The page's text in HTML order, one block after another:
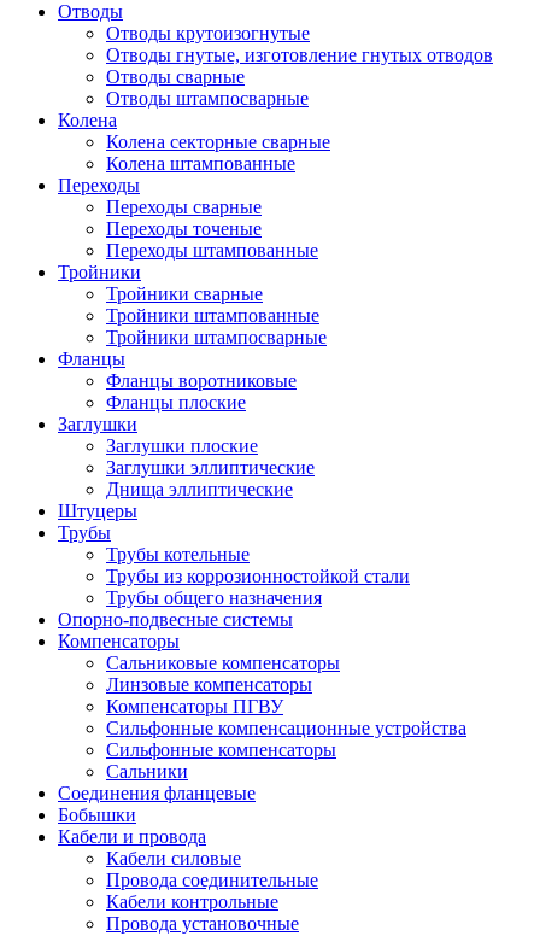
Отводы
Отводы крутоизогнутые
Отводы гнутые, изготовление гнутых отводов
Отводы сварные
Отводы штампосварные
Колена
Колена секторные сварные
Колена штампованные
Переходы
Переходы сварные
Переходы точеные
Переходы штампованные
Тройники
Тройники сварные
Тройники штампованные
Тройники штампосварные
Фланцы
Фланцы воротниковые
Фланцы плоские
Заглушки
Заглушки плоские
Заглушки эллиптические
Днища эллиптические
Штуцеры
Трубы
Трубы котельные
Трубы из коррозионностойкой стали
Трубы общего назначения
Опорно-подвесные системы
Компенсаторы
Сальниковые компенсаторы
Линзовые компенсаторы
Компенсаторы ПГВУ
Сильфонные компенсационные устройства
Сильфонные компенсаторы
Сальники
Соединения фланцевые
Бобышки
Кабели и провода
Кабели силовые
Провода соединительные
Кабели контрольные
Провода установочные